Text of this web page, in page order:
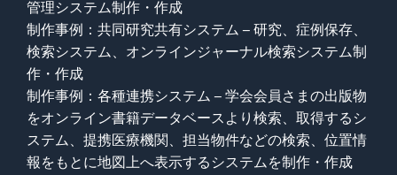
管理システム制作・作成
制作事例：共同研究共有システム – 研究、症例保存、
検索システム、オンラインジャーナル検索システム制
作・作成
制作事例：各種連携システム – 学会会員さまの出版物
をオンライン書籍データベースより検索、取得するシ
ステム、提携医療機関、担当物件などの検索、位置情
報をもとに地図上へ表示するシステムを制作・作成